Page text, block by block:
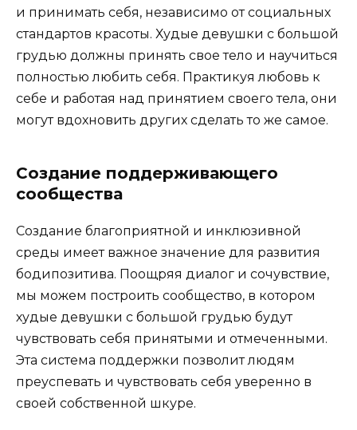
и принимать себя, независимо от социальных
стандартов красоты. Худые девушки с большой
грудью должны принять свое тело и научиться
полностью любить себя. Практикуя любовь к
себе и работая над принятием своего тела, они
могут вдохновить других сделать то же самое.
Создание поддерживающего
сообщества
Создание благоприятной и инклюзивной
среды имеет важное значение для развития
бодипозитива. Поощряя диалог и сочувствие,
мы можем построить сообщество, в котором
худые девушки с большой грудью будут
чувствовать себя принятыми и отмеченными.
Эта система поддержки позволит людям
преуспевать и чувствовать себя уверенно в
своей собственной шкуре.